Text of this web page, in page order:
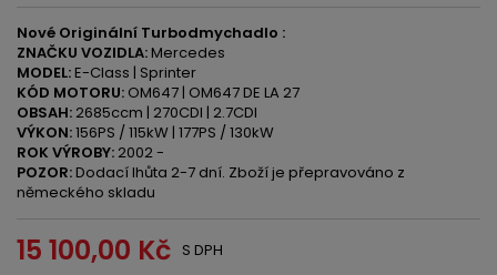
Nové Originální Turbodmychadlo :
ZNAČKU VOZIDLA:Mercedes
MODEL:E-Class | Sprinter
KÓD MOTORU: OM647 | OM647 DE LA 27
OBSAH: 2685ccm | 270CDI | 2.7CDI
VÝKON:156PS / 115kW | 177PS / 130kW
ROK VÝROBY: 2002 -
POZOR:Dodací lhůta 2-7 dní. Zboží je přepravováno z
německého skladu
15 100,00 Kč S DPH